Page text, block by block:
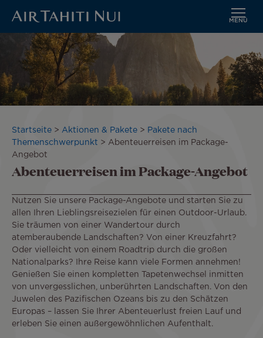
Hauptinhalt
wechseln
MENÜ
Pfadnavigation
Startseite Aktionen & Pakete
Pakete nach
Themenschwerpunkt
Abenteuerreisen im Package-
Angebot
Abenteuerreisen im Package-Angebot
Nutzen Sie unsere Package-Angebote und starten Sie zu
allen Ihren Lieblingsreisezielen für einen Outdoor-Urlaub.
Sie träumen von einer Wandertour durch
atemberaubende Landschaften? Von einer Kreuzfahrt?
Oder vielleicht von einem Roadtrip durch die großen
Nationalparks? Ihre Reise kann viele Formen annehmen!
Genießen Sie einen kompletten Tapetenwechsel inmitten
von unvergesslichen, unberührten Landschaften. Von den
Juwelen des Pazifischen Ozeans bis zu den Schätzen
Europas – lassen Sie Ihrer Abenteuerlust freien Lauf und
erleben Sie einen außergewöhnlichen Aufenthalt.